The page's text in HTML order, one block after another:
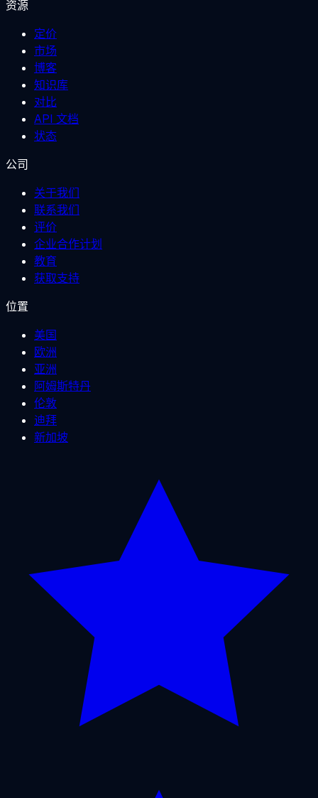
资源
定价
市场
博客
知识库
对比
API 文档
状态
公司
关于我们
联系我们
评价
企业合作计划
教育
获取支持
位置
美国
欧洲
亚洲
阿姆斯特丹
伦敦
迪拜
新加坡